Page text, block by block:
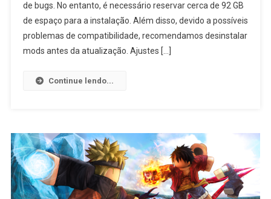
de bugs. No entanto, é necessário reservar cerca de 92 GB
de espaço para a instalação. Além disso, devido a possíveis
problemas de compatibilidade, recomendamos desinstalar
mods antes da atualização. Ajustes […]
Continue lendo...